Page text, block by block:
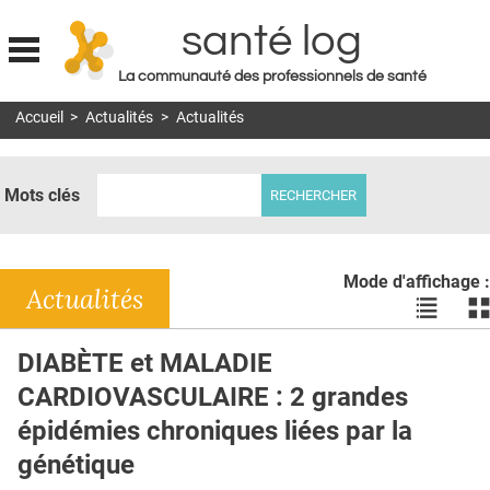
Jump to navigation
santé log
La communauté des professionnels de santé
MON COMPTE
DOSSIERS
RÉSEAUX
E-REVUE SAD
THÉMA
L'APP
Accueil > Actualités > Actualités
Mots clés
Mode d'affichage :
Voir
les
les
Actualités
DIABÈTE et MALADIE
CARDIOVASCULAIRE : 2 grandes
épidémies chroniques liées par la
génétique